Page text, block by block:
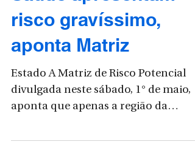
15 das 16 regiões de
Saúde apresentam
risco gravíssimo,
aponta Matriz
divulgada neste sábado, 1° de maio,